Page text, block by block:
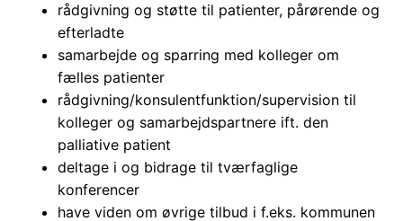
rådgivning og støtte til patienter, pårørende og
efterladte
samarbejde og sparring med kolleger om
fælles patienter
rådgivning/konsulentfunktion/supervision til
kolleger og samarbejdspartnere ift. den
palliative patient
deltage i og bidrage til tværfaglige
konferencer
have viden om øvrige tilbud i f.eks. kommunen